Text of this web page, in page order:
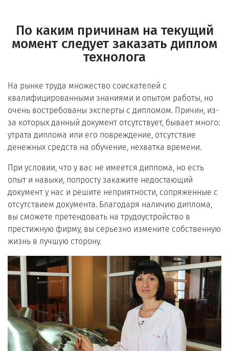
По каким причинам на текущий
момент следует заказать диплом
технолога
На рынке труда множество соискателей с
квалифицированными знаниями и опытом работы, но
очень востребованы эксперты с дипломом. Причин, из-
за которых данный документ отсутствует, бывает много:
утрата диплома или его повреждение, отсутствие
денежных средств на обучение, нехватка времени.
При условии, что у вас не имеется диплома, но есть
опыт и навыки, попросту закажите недостающий
документ у нас и решите неприятности, сопряженные с
отсутствием документа. Благодаря наличию диплома,
вы сможете претендовать на трудоустройство в
престижную фирму, вы серьезно измените собственную
жизнь в лучшую сторону.